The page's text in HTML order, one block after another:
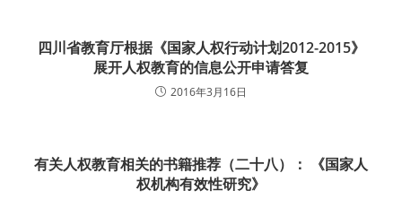
四川省教育厅根据《国家人权行动计划2012-2015》
展开人权教育的信息公开申请答复
2016年3月16日
有关人权教育相关的书籍推荐（二十八）： 《国家人
权机构有效性研究》